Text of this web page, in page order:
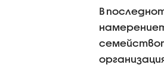
В